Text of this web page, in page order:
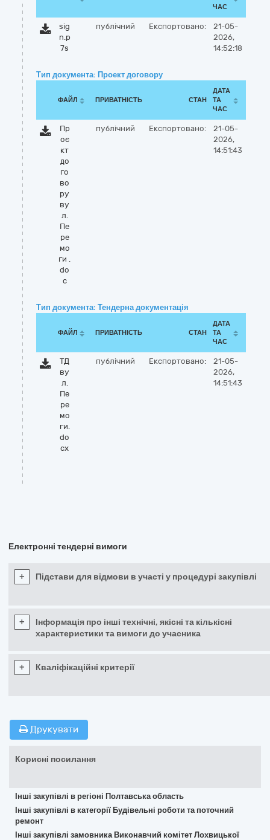
ЧАС
sig
n.p
7s
публічний Експортовано:
21-05-
2026,
14:52:18
Тип документа: Проект договору
ФАЙЛ ПРИВАТНІСТЬ СТАН
ДАТА
ТА
ЧАС
Пр
оє
кт
до
го
во
ру
ву
л.
Пе
ре
мо
ги .
do
c
публічний Експортовано:
21-05-
2026,
14:51:43
Тип документа: Тендерна документація
ФАЙЛ ПРИВАТНІСТЬ СТАН
ДАТА
ТА
ЧАС
ТД
ву
л.
Пе
ре
мо
ги.
do
cx
публічний Експортовано:
21-05-
2026,
14:51:43
Електронні тендерні вимоги
+ Підстави для відмови в участі у процедурі закупівлі
+
Інформація про інші технічні, якісні та кількісні
характеристики та вимоги до учасника
+ Кваліфікаційні критерії
Друкувати
Корисні посилання
Інші закупівлі в регіоні Полтавська область
Інші закупівлі в категорії Будівельні роботи та поточний
ремонт
Інші закупівлі замовника Виконавчий комітет Лохвицької